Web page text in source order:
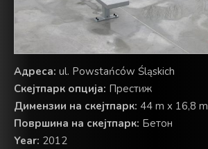
Адреса: ul. Powstańców Śląskich
Скејтпарк опција: Престиж
Димензии на скејтпарк: 44 m x 16,8 m
Површина на скејтпарк: Бетон
Year: 2012